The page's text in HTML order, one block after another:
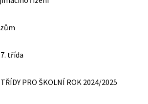
třída
PRO ŠKOLNÍ ROK 2024/2025